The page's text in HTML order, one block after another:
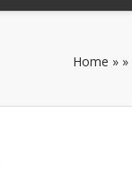
Home » »